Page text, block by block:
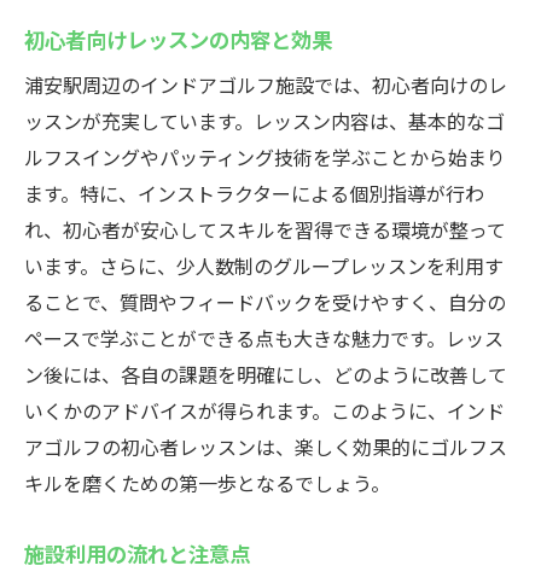
初心者向けレッスンの内容と効果
浦安駅周辺のインドアゴルフ施設では、初心者向けのレ
ッスンが充実しています。レッスン内容は、基本的なゴ
ルフスイングやパッティング技術を学ぶことから始まり
ます。特に、インストラクターによる個別指導が行わ
れ、初心者が安心してスキルを習得できる環境が整って
います。さらに、少人数制のグループレッスンを利用す
ることで、質問やフィードバックを受けやすく、自分の
ペースで学ぶことができる点も大きな魅力です。レッス
ン後には、各自の課題を明確にし、どのように改善して
いくかのアドバイスが得られます。このように、インド
アゴルフの初心者レッスンは、楽しく効果的にゴルフス
キルを磨くための第一歩となるでしょう。
施設利用の流れと注意点